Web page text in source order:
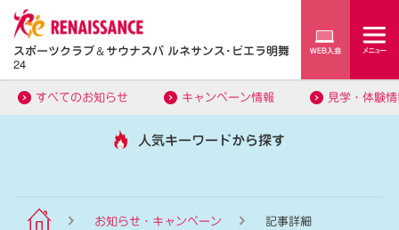
スポーツクラブ＆サウナスパ ルネサンス･ビエラ明舞
24
すべてのお知らせ キャンペーン情報 見学・体験
人気キーワードから探す
お知らせ・キャンペーン 記事詳細